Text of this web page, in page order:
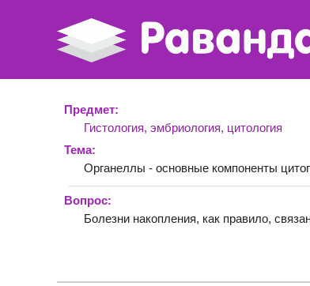
Предмет:
Гистология, эмбриология, цитология
Тема:
Органеллы - основные компоненты
Вопрос:
Болезни накопления, как правило,